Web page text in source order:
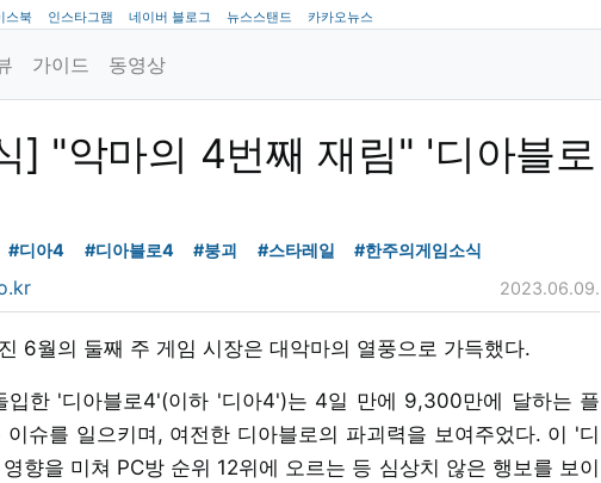
스북 인스타그램 네이버 블로그 뉴스스탠드 카카오뉴스
가이드 동영상
] "악마의 4번째 재림" '디아블로
#디아4 #디아블로4 #붕괴 #스타레일 #한주의게임소식
2023.06.09.
6월의 둘째 주 게임 시장은 대악마의 열풍으로 가득했다.
입한 '디아블로4'(이하 '디아4')는 4일 만에 9,300만에 달하는 플
슈를 일으키며, 여전한 디아블로의 파괴력을 보여주었다. 이 '디
향을 미쳐 PC방 순위 12위에 오르는 등 심상치 않은 행보를 보이